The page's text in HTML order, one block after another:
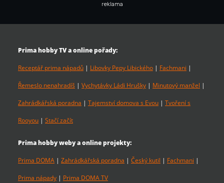
reklama
Prima hobby TV a online pořady:
Receptář prima nápadů | Libovky Pepy Libického | Fachmani |
Řemeslo nenahradíš | Vychytávky Ládi Hrušky | Minutový manžel |
Zahrádkářská poradna | Tajemství domova s Evou | Tvoření s
Rooyou | Stačí začít
Prima hobby weby a online projekty:
Prima DOMA | Zahrádkářská poradna | Český kutil | Fachmani |
Prima nápady | Prima DOMA TV